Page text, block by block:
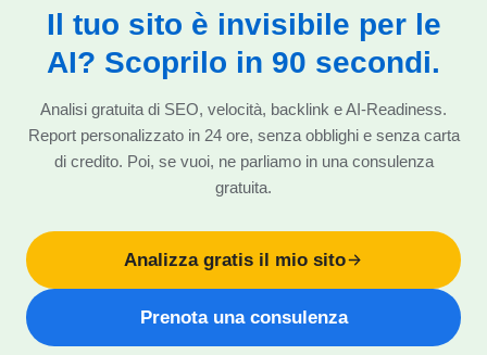
Il tuo sito è invisibile per le
AI? Scoprilo in 90 secondi.
Analisi gratuita di SEO, velocità, backlink e AI-Readiness.
Report personalizzato in 24 ore, senza obblighi e senza carta
di credito. Poi, se vuoi, ne parliamo in una consulenza
gratuita.
Analizza gratis il mio sito
Prenota una consulenza